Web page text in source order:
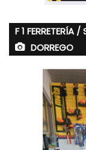
F 1 FERRETERÍA
DORREGO